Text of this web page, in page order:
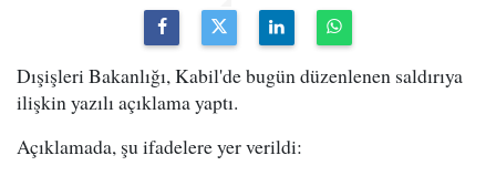
Dışişleri Bakanlığı, Kabil'de bugün düzenlenen saldırıya
ilişkin yazılı açıklama yaptı.
Açıklamada, şu ifadelere yer verildi: